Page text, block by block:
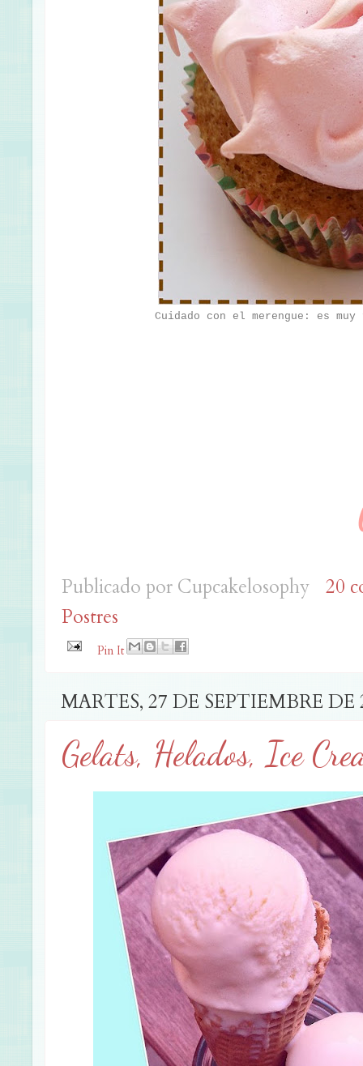
Cuidado con el merengue: es
Publicado por Cupcakelosophy
20
Postres
Pin It
MARTES, 27 DE SEPTIEMBRE DE
Gelats, Helados, Ice